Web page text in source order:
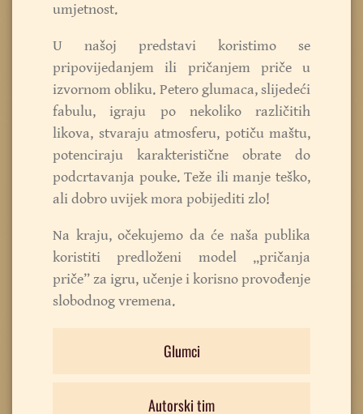
umjetnost.
U našoj predstavi koristimo se
pripovijedanjem ili pričanjem priče u
izvornom obliku. Petero glumaca, slijedeći
fabulu, igraju po nekoliko različitih
likova, stvaraju atmosferu, potiču maštu,
potenciraju karakteristične obrate do
podcrtavanja pouke. Teže ili manje teško,
ali dobro uvijek mora pobijediti zlo!
Na kraju, očekujemo da će naša publika
koristiti predloženi model „pričanja
priče” za igru, učenje i korisno provođenje
slobodnog vremena.
Glumci
Autorski tim